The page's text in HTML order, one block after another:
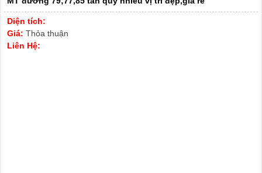
Diện tích:
Giá: Thỏa thuận
Liên Hệ: